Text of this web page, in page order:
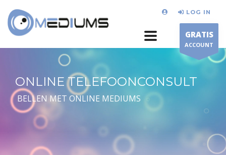
LOG IN
GRATIS
ACCOUNT
ONLINE TELEFOONCONSULT
BELLEN MET ONLINE MEDIUMS